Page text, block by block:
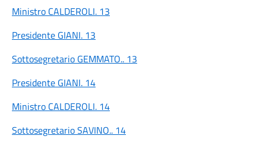
Ministro CALDEROLI. 13
Presidente GIANI. 13
Sottosegretario GEMMATO.. 13
Presidente GIANI. 14
Ministro CALDEROLI. 14
Sottosegretario SAVINO.. 14